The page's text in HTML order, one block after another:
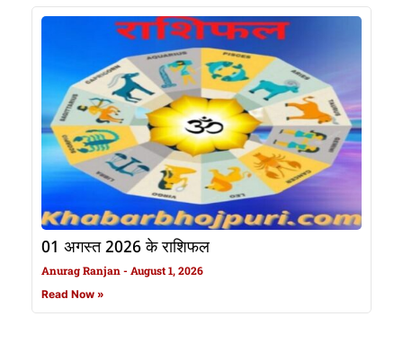
01 अगस्त 2026 के राशिफल
Anurag Ranjan August 1, 2026
Read Now »